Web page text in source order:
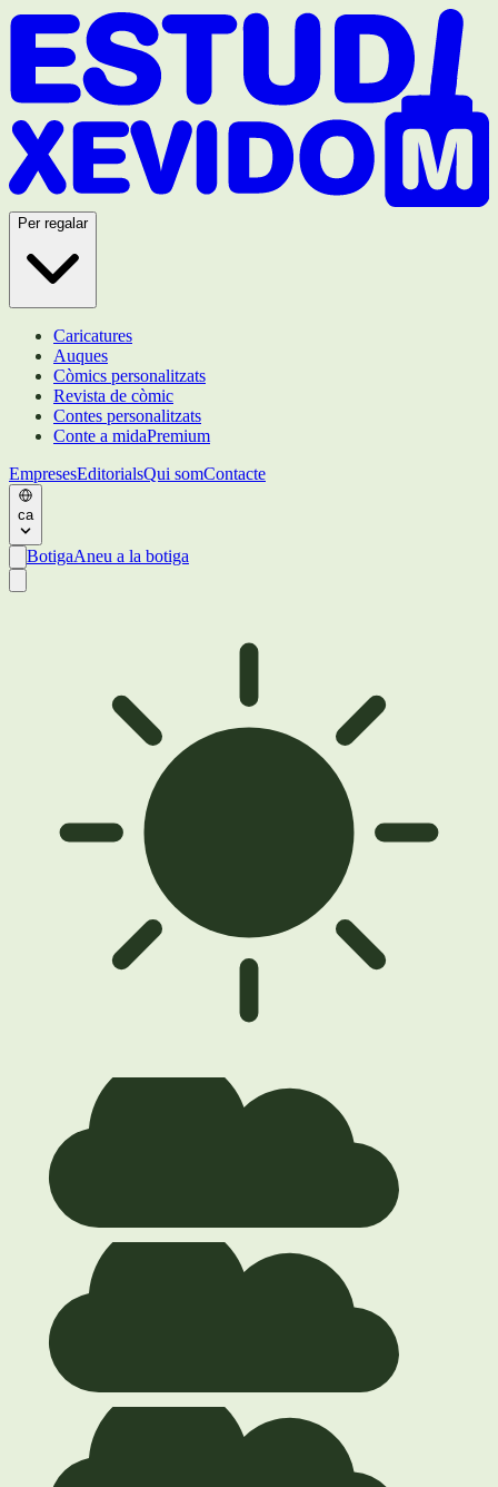
Per regalar
Caricatures
Auques
Còmics personalitzats
Revista de còmic
Contes personalitzats
Conte a midaPremium
EmpresesEditorialsQui somContacte
ca
BotigaAneu a la botiga